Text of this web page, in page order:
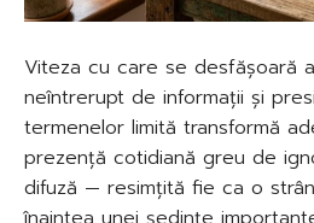
Viteza cu care se desfășoară
neîntrerupt de informații și
termenelor limită transformă
prezență cotidiană greu de
difuză — resimțită fie ca o